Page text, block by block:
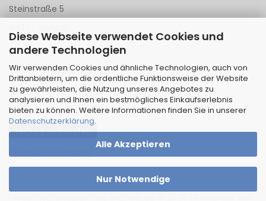
Diese Webseite verwendet Cookies und
andere Technologien
Wir verwenden Cookies und ähnliche Technologien, auch von
Drittanbietern, um die ordentliche Funktionsweise der Website
zu gewährleisten, die Nutzung unseres Angebotes zu
analysieren und Ihnen ein bestmögliches Einkaufserlebnis
bieten zu können. Weitere Informationen finden Sie in unserer
Datenschutzerklärung.
Alle Akzeptieren
Nur Notwendige
Steinstraße 5
Tel 06151 - 148 142
Mail anSchenk-Werke
Vertrag widerrufen